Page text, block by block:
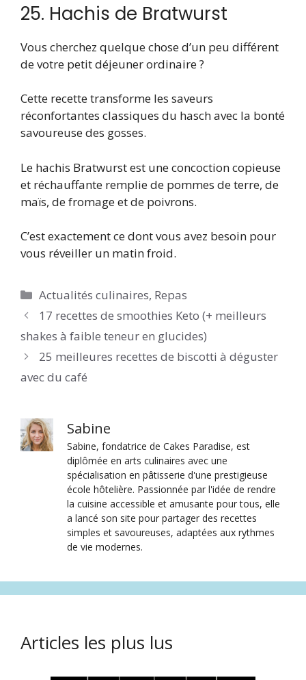
25. Hachis de Bratwurst
Vous cherchez quelque chose d’un peu différent
de votre petit déjeuner ordinaire ?
Cette recette transforme les saveurs
réconfortantes classiques du hasch avec la bonté
savoureuse des gosses.
Le hachis Bratwurst est une concoction copieuse
et réchauffante remplie de pommes de terre, de
maïs, de fromage et de poivrons.
C’est exactement ce dont vous avez besoin pour
vous réveiller un matin froid.
Catégories
Actualités culinaires, Repas
17 recettes de smoothies Keto (+ meilleurs
shakes à faible teneur en glucides)
25 meilleures recettes de biscotti à déguster
avec du café
Sabine
Sabine, fondatrice de Cakes Paradise, est
diplômée en arts culinaires avec une
spécialisation en pâtisserie d'une prestigieuse
école hôtelière. Passionnée par l'idée de rendre
la cuisine accessible et amusante pour tous, elle
a lancé son site pour partager des recettes
simples et savoureuses, adaptées aux rythmes
de vie modernes.
Articles les plus lus